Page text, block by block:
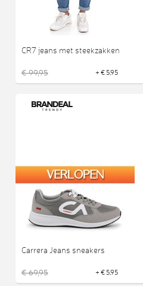
CR7 jeans met steekzakken
€ 99,95 + € 5,95
Carrera Jeans sneakers
€ 69,95 + € 5,95